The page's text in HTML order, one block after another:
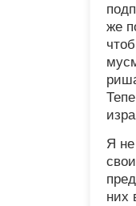
же
Я не
них